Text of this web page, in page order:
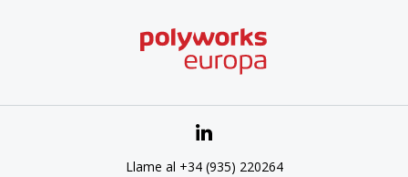
Llame al +34 (935) 220264